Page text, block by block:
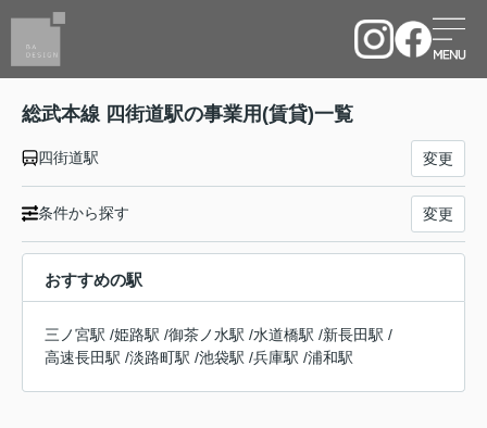
総武本線 四街道駅の事業用(賃貸)一覧
四街道駅 変更
条件から探す 変更
おすすめの駅
三ノ宮駅 /姫路駅 /御茶ノ水駅 /水道橋駅 /新長田駅 /
高速長田駅 /淡路町駅 /池袋駅 /兵庫駅 /浦和駅